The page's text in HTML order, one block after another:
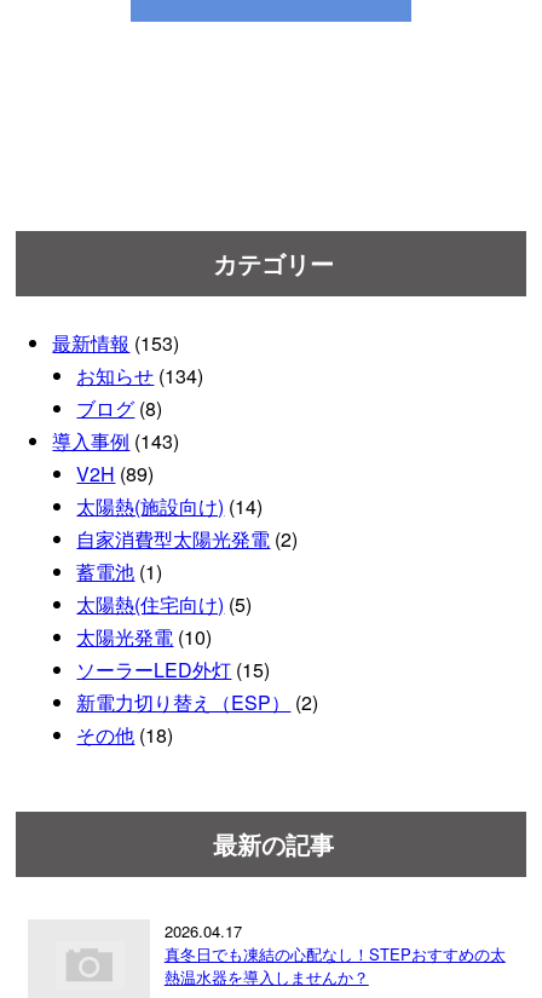
カテゴリー
最新情報 (153)
お知らせ (134)
ブログ (8)
導入事例 (143)
V2H (89)
太陽熱(施設向け) (14)
自家消費型太陽光発電 (2)
蓄電池 (1)
太陽熱(住宅向け) (5)
太陽光発電 (10)
ソーラーLED外灯 (15)
新電力切り替え（ESP）
(2)
その他 (18)
最新の記事
2026.04.17
真冬日でも凍結の心配なし！STEPおすすめの太
熱温水器を導入しませんか？